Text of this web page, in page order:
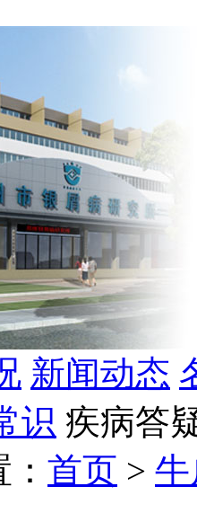
新闻动态
识 疾病答
首页 >